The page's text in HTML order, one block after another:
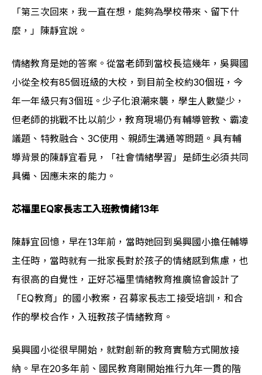
「第三次回來，我一直在想，能夠為學校帶來、留下什
麼，」陳靜宜說。
情緒教育是她的答案。從當老師到當校長這幾年，吳興國
小從全校有85個班級的大校，到目前全校約30個班，今
年一年級只有3個班。少子化浪潮來襲，學生人數變少，
但老師的挑戰不比以前少，教育現場仍有輔導管教、霸凌
議題、特教融合、3C使用、親師生溝通等問題。具有輔
導背景的陳靜宜看見，「社會情緒學習」是師生必須共同
具備、因應未來的能力。
芯福里EQ家長志工入班教情緒13年
陳靜宜回憶，早在13年前，當時她回到吳興國小擔任輔導
主任時，當時就有一批家長對於孩子的情緒感到焦慮，也
有很高的自覺性，正好芯福里情緒教育推廣協會設計了
「EQ教育」的國小教案，召募家長志工接受培訓，和合
作的學校合作，入班教孩子情緒教育。
吳興國小從很早開始，就對創新的教育實驗方式開放接
納。早在20多年前、國民教育剛開始推行九年一貫的階